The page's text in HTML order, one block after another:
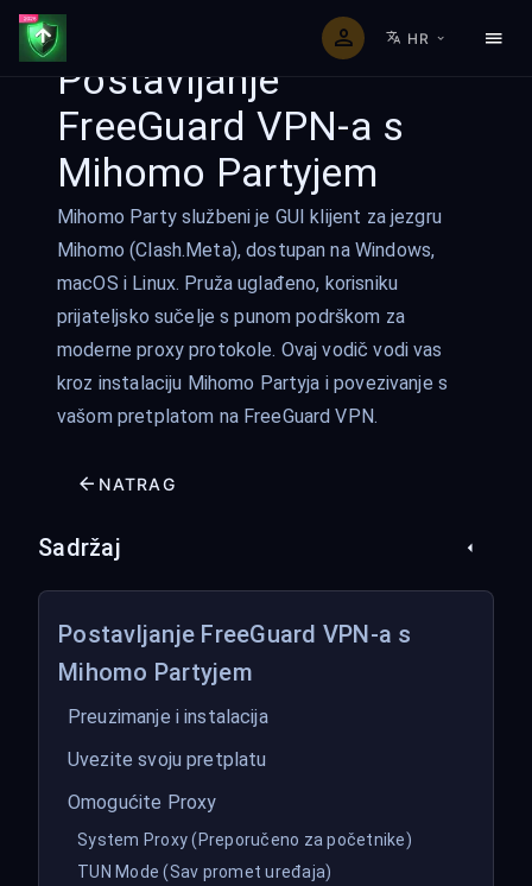
HR
Postavljanje
FreeGuard VPN-a s
Mihomo Partyjem
Mihomo Party službeni je GUI klijent za jezgru
Mihomo (Clash.Meta), dostupan na Windows,
macOS i Linux. Pruža uglađeno, korisniku
prijateljsko sučelje s punom podrškom za
moderne proxy protokole. Ovaj vodič vodi vas
kroz instalaciju Mihomo Partyja i povezivanje s
vašom pretplatom na FreeGuard VPN.
NATRAG
Sadržaj
Postavljanje FreeGuard VPN-a s
Mihomo Partyjem
Preuzimanje i instalacija
Uvezite svoju pretplatu
Omogućite Proxy
System Proxy (Preporučeno za početnike)
TUN Mode (Sav promet uređaja)